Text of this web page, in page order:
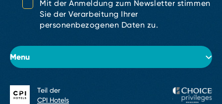
Menu
Über das Hotel
Mit der Anmeldung zum Newsletter stimmen
Sie der Verarbeitung Ihrer
personenbezogenen Daten zu.
Teil der
CPI Hotels